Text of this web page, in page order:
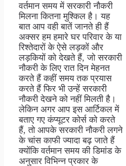
वर्तमान समय में सरकारी नौकरी
मिलना कितना मुश्किल है। यह
बात आप वही बातें जानते ही हैं
अक्सर हम हमारे घर परिवार के या
रिश्तेदारों के ऐसे लड़कों और
लड़कियों को देखते हैं, जो सरकारी
नौकरी के लिए रात दिन मेहनत
करते हैं कहीं समय तक प्रयास
करते हैं फिर भी उन्हें सरकारी
नौकरी देखने को नहीं मिलती है।
लेकिन अगर आप इस आर्टिकल में
बताए गए कंप्यूटर कोर्स को करते
हैं, तो आपके सरकारी नौकरी लगने
के चांस काफी ज्यादा बढ़ जाते हैं
क्योंकि वर्तमान समय की डिमांड के
अनुसार विभिन्न प्रकार के